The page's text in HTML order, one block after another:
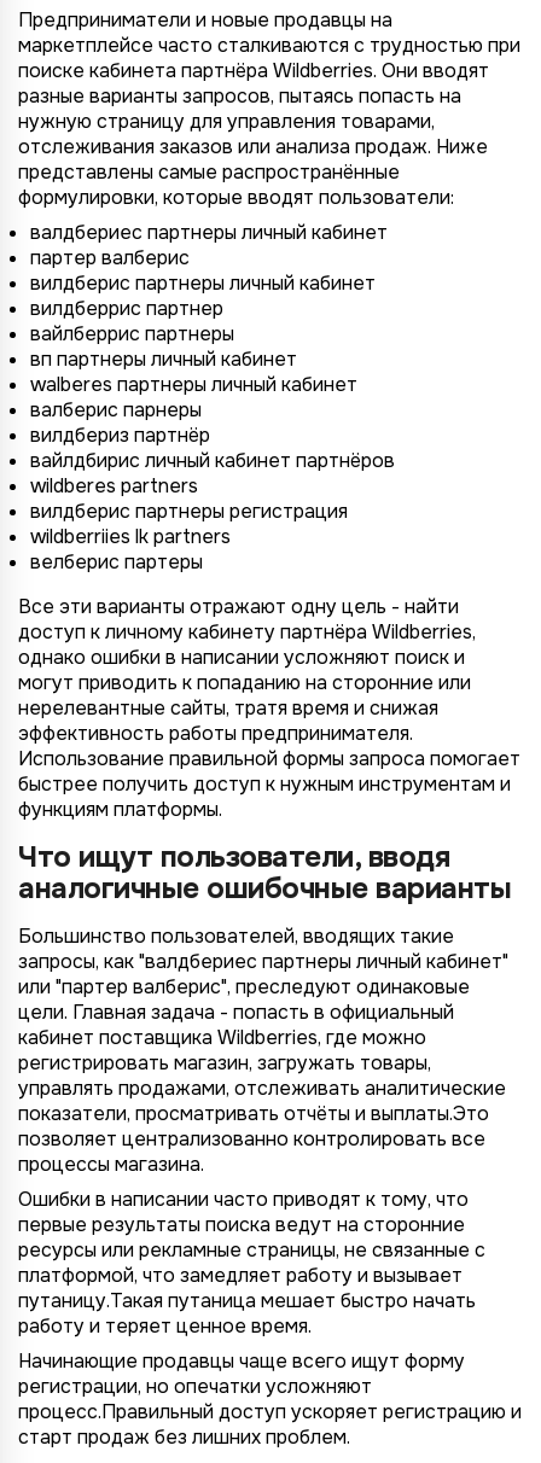
Предприниматели и новые продавцы на
маркетплейсе часто сталкиваются с трудностью при
поиске кабинета партнёра Wildberries. Они вводят
разные варианты запросов, пытаясь попасть на
нужную страницу для управления товарами,
отслеживания заказов или анализа продаж. Ниже
представлены самые распространённые
формулировки, которые вводят пользователи:
валдбериес партнеры личный кабинет
партер валберис
вилдберис партнеры личный кабинет
вилдберрис партнер
вайлберрис партнеры
вп партнеры личный кабинет
walberes партнеры личный кабинет
валберис парнеры
вилдбериз партнёр
вайлдбирис личный кабинет партнёров
wildberes partners
вилдбериc партнеры регистрация
wildberriies lk partners
велберис партеры
Все эти варианты отражают одну цель - найти
доступ к личному кабинету партнёра Wildberries,
однако ошибки в написании усложняют поиск и
могут приводить к попаданию на сторонние или
нерелевантные сайты, тратя время и снижая
эффективность работы предпринимателя.
Использование правильной формы запроса помогает
быстрее получить доступ к нужным инструментам и
функциям платформы.
Что ищут пользователи, вводя
аналогичные ошибочные варианты
Большинство пользователей, вводящих такие
запросы, как "валдбериес партнеры личный кабинет"
или "партер валберис", преследуют одинаковые
цели. Главная задача - попасть в официальный
кабинет поставщика Wildberries, где можно
регистрировать магазин, загружать товары,
управлять продажами, отслеживать аналитические
показатели, просматривать отчёты и выплаты.Это
позволяет централизованно контролировать все
процессы магазина.
Ошибки в написании часто приводят к тому, что
первые результаты поиска ведут на сторонние
ресурсы или рекламные страницы, не связанные с
платформой, что замедляет работу и вызывает
путаницу.Такая путаница мешает быстро начать
работу и теряет ценное время.
Начинающие продавцы чаще всего ищут форму
регистрации, но опечатки усложняют
процесс.Правильный доступ ускоряет регистрацию и
старт продаж без лишних проблем.